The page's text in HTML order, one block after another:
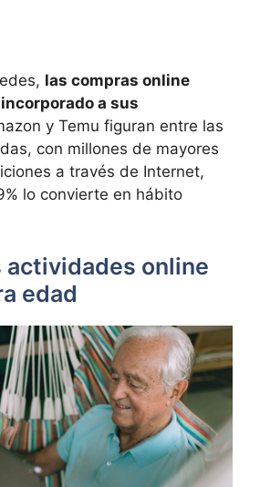
las compras online
a sus
y Temu figuran entre las
con millones de mayores
a través de Internet,
lo convierte en hábito
actividades online
edad